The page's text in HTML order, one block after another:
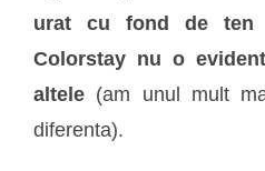
urat cu fond de ten
Colorstay nu o
altele (am unul mult
diferenta).